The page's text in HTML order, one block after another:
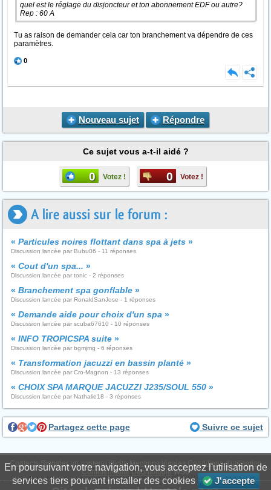
quel est le réglage du disjoncteur et ton abonnement EDF ou autre?
Rep : 60 A
Tu as raison de demander cela car ton branchement va dépendre de ces
paramètres.
0
Nouveau sujet Répondre
Ce sujet vous a-t-il aidé ?
0 Votez ! 0 Votez !
A lire aussi sur le forum :
« Particules noires flottant dans spa à jets »
Discussion lancée par Bubu06 - 11 réponses
« Cout d'un spa... »
Discussion lancée par tonic - 2 réponses
« Branchement spa gonflable »
Discussion lancée par RonaldSanJose - 1 réponses
« Demande aide pour choix d'un spa »
Discussion lancée par scuba67610 - 10 réponses
« INFO TROPICSPA suite »
Discussion lancée par bgmjmg - 6 réponses
« Transformation jacuzzi en bassin planté »
Discussion lancée par Cro-Magnon - 13 réponses
« CHOIX SPA MARQUE JACUZZI J235/SOUL 550 »
Discussion lancée par Nathalie18 - 3 réponses
Partagez cette page Suivre ce sujet
Contacts Signaler un contenu illicite Mentions légales Conditions d'utilisation
Confidentialité DéontologieWS6
En poursuivant votre navigation, vous acceptez l'utilisation de
services tiers pouvant installer des cookies
J'accepte